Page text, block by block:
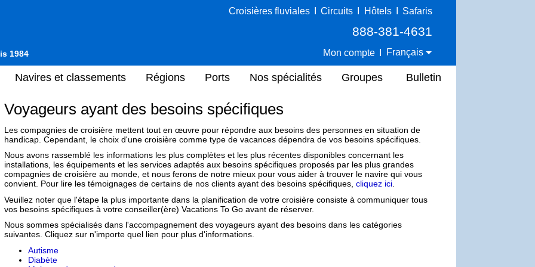
1984
Croisières fluviales Circuits Hôtels Safaris
888-381-4631
Mon compte Français
Navires et classements Régions Ports Nos spécialités Groupes Bulletin
Voyageurs ayant des besoins spécifiques
Les compagnies de croisière mettent tout en œuvre pour répondre aux besoins des personnes en situation de
handicap. Cependant, le choix d'une croisière comme type de vacances dépendra de vos besoins spécifiques.
Nous avons rassemblé les informations les plus complètes et les plus récentes disponibles concernant les
installations, les équipements et les services adaptés aux besoins spécifiques proposés par les plus grandes
compagnies de croisière au monde, et nous ferons de notre mieux pour vous aider à trouver le navire qui vous
convient. Pour lire les témoignages de certains de nos clients ayant des besoins spécifiques, cliquez ici
Veuillez noter que l'étape la plus importante dans la planification de votre croisière consiste à communiquer tous
vos besoins spécifiques à votre conseiller(ère) Vacations To Go avant de réserver.
Nous sommes spécialisés dans l'accompagnement des voyageurs ayant des besoins dans les catégories
suivantes. Cliquez sur n'importe quel lien pour plus d'informations.
Autisme
Diabète